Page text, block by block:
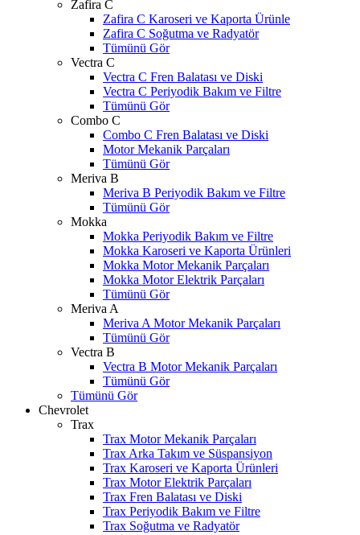
Zafira C
Zafira C Karoseri ve Kaporta Ürünle
Zafira C Soğutma ve Radyatör
Tümünü Gör
Vectra C
Vectra C Fren Balatası ve Diski
Vectra C Periyodik Bakım ve Filtre
Tümünü Gör
Combo C
Combo C Fren Balatası ve Diski
Motor Mekanik Parçaları
Tümünü Gör
Meriva B
Meriva B Periyodik Bakım ve Filtre
Tümünü Gör
Mokka
Mokka Periyodik Bakım ve Filtre
Mokka Karoseri ve Kaporta Ürünleri
Mokka Motor Mekanik Parçaları
Mokka Motor Elektrik Parçaları
Tümünü Gör
Meriva A
Meriva A Motor Mekanik Parçaları
Tümünü Gör
Vectra B
Vectra B Motor Mekanik Parçaları
Tümünü Gör
Tümünü Gör
Chevrolet
Trax
Trax Motor Mekanik Parçaları
Trax Arka Takım ve Süspansiyon
Trax Karoseri ve Kaporta Ürünleri
Trax Motor Elektrik Parçaları
Trax Fren Balatası ve Diski
Trax Periyodik Bakım ve Filtre
Trax Soğutma ve Radyatör